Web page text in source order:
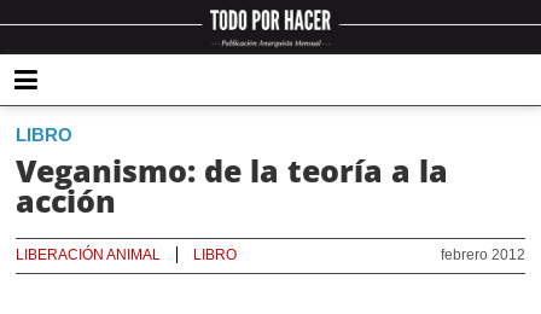
LIBRO
Veganismo: de la teoría a la
acción
febrero 2012
LIBERACIÓN ANIMAL LIBRO